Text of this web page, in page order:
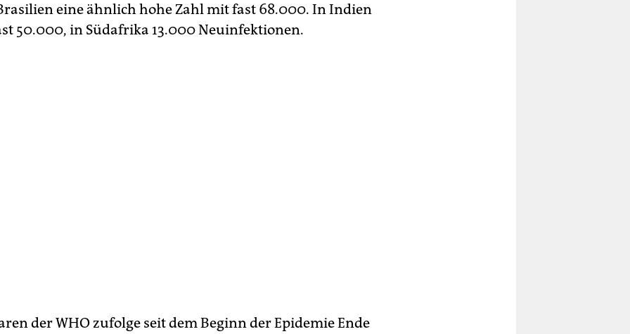
eine ähnlich hohe Zahl mit fast 68.000. In Indien
50.000, in Südafrika 13.000 Neuinfektionen.
der WHO zufolge seit dem Beginn der Epidemie Ende